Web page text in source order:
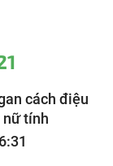
cách điệu
nữ tính